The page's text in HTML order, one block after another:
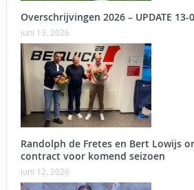
Overschrijvingen 2026 – UPDATE 13-
juni 13, 2026
Randolph de Fretes en Bert Lowijs
contract voor komend seizoen
juni 12, 2026